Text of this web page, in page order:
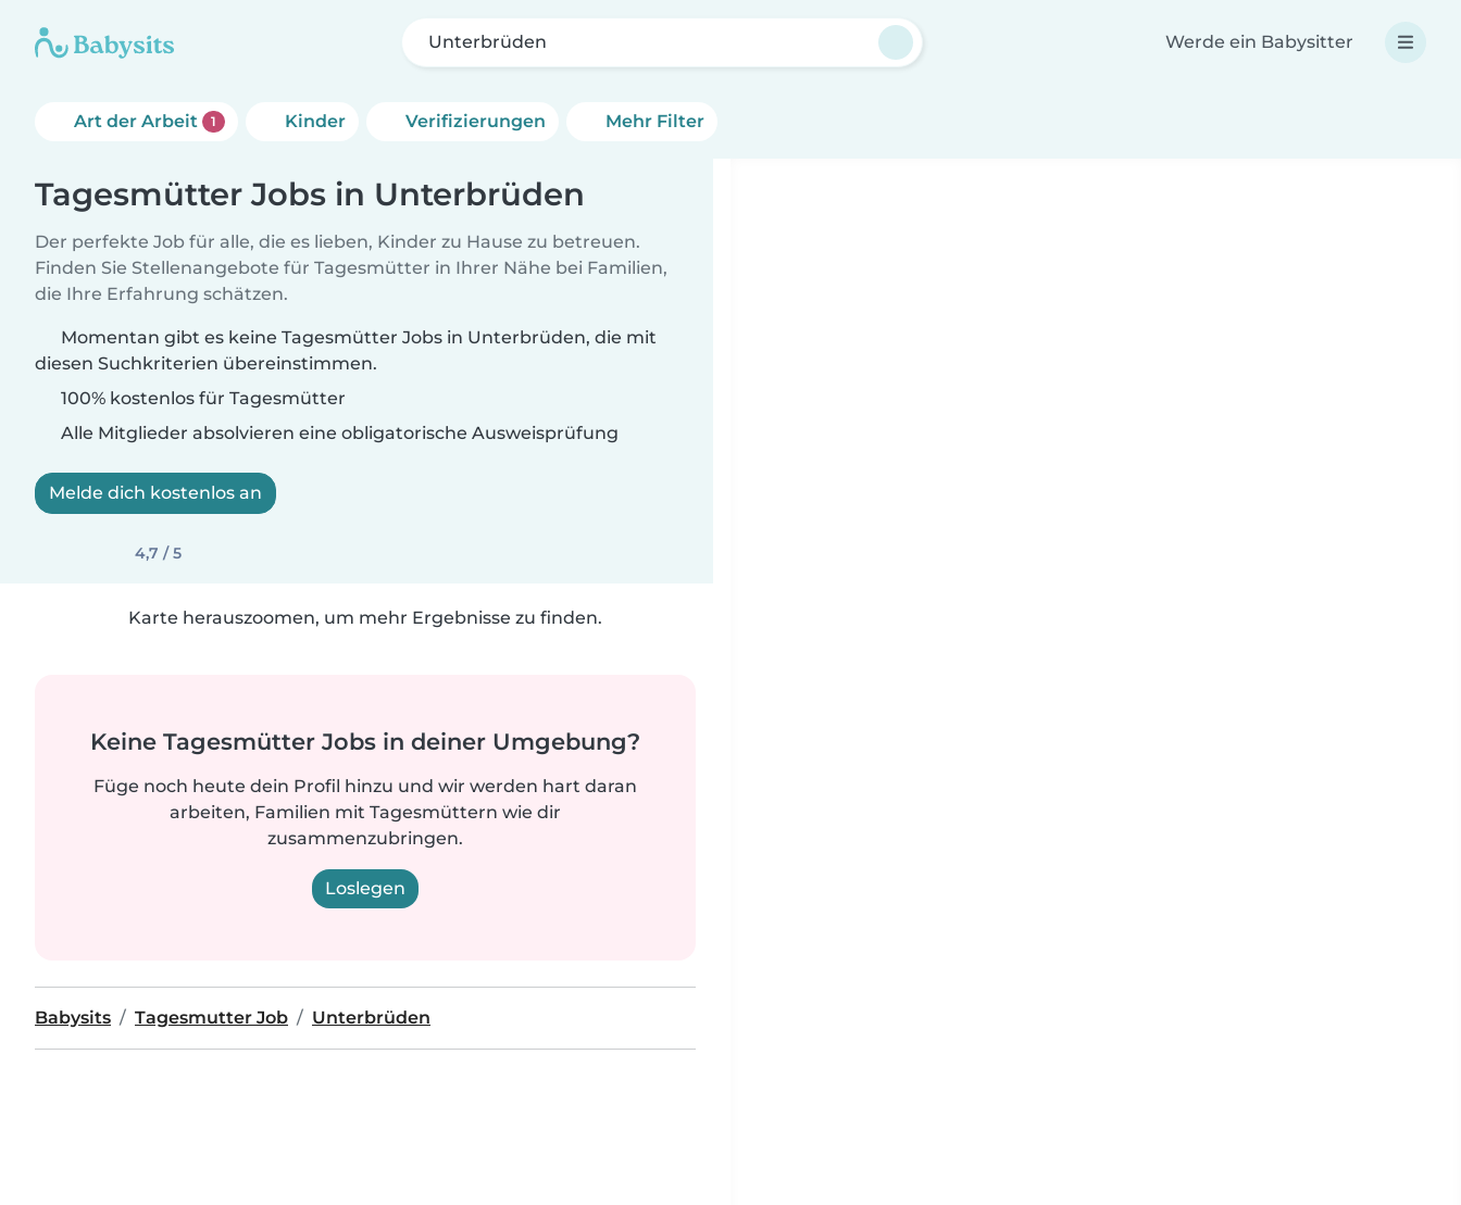
Unterbrüden Werde ein Babysitter
Art der Arbeit 1 Kinder Verifizierungen Mehr Filter
Tagesmütter Jobs in Unterbrüden
Der perfekte Job für alle, die es lieben, Kinder zu Hause zu betreuen.
Finden Sie Stellenangebote für Tagesmütter in Ihrer Nähe bei Familien,
die Ihre Erfahrung schätzen.
Momentan gibt es keine Tagesmütter Jobs in Unterbrüden, die mit
diesen Suchkriterien übereinstimmen.
100% kostenlos für Tagesmütter
Alle Mitglieder absolvieren eine obligatorische Ausweisprüfung
Melde dich kostenlos an
4,7 / 5
Karte herauszoomen, um mehr Ergebnisse zu finden.
Keine Tagesmütter Jobs in deiner Umgebung?
Füge noch heute dein Profil hinzu und wir werden hart daran
arbeiten, Familien mit Tagesmüttern wie dir
zusammenzubringen.
Loslegen
Babysits Tagesmutter Job Unterbrüden